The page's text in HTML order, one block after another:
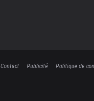
Contact Publicité Politique de